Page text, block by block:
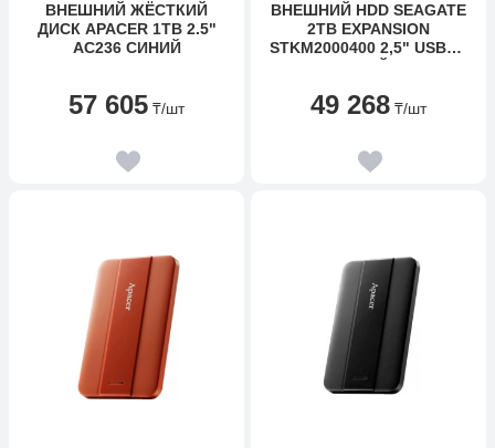
ВНЕШНИЙ ЖЁСТКИЙ
ДИСК APACER 1TB 2.5"
AC236 СИНИЙ
57 605 ₸/шт
ВНЕШНИЙ HDD SEAGATE
2TB EXPANSION
STKM2000400 2,5" USB3.1
49 268 ₸/шт